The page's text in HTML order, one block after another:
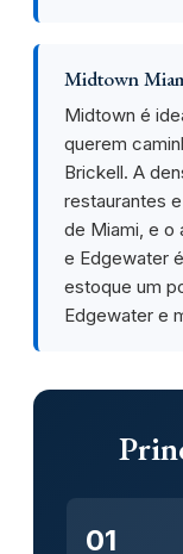
Midtown
Midtown é
querem
Brickell. A
restaurantes
de Miami, e o
e Edgewater
estoque um
Edgewater e
01